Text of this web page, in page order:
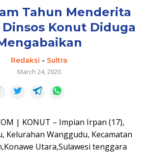
Tahun Menderita
Konut Diduga
Redaksi - Sultra
March 24, 2020
| KONUT – Impian Irpan (17),
Kelurahan Wanggudu, Kecamatan
Utara,Sulawesi tenggara